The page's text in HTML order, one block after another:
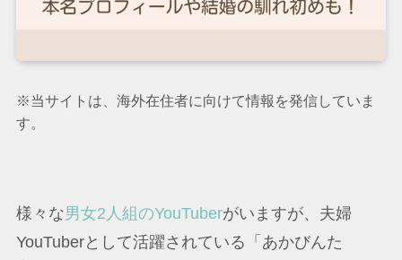
※当サイトは、海外在住者に向けて情報を発信していま
す。
様々な男女2人組のYouTuberがいますが、夫婦
YouTuberとして活躍されている「あかびんた